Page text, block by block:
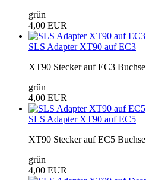
grün
4,00 EUR
SLS Adapter XT90 auf EC3
XT90 Stecker auf EC3 Buchse
grün
4,00 EUR
SLS Adapter XT90 auf EC5
XT90 Stecker auf EC5 Buchse
grün
4,00 EUR